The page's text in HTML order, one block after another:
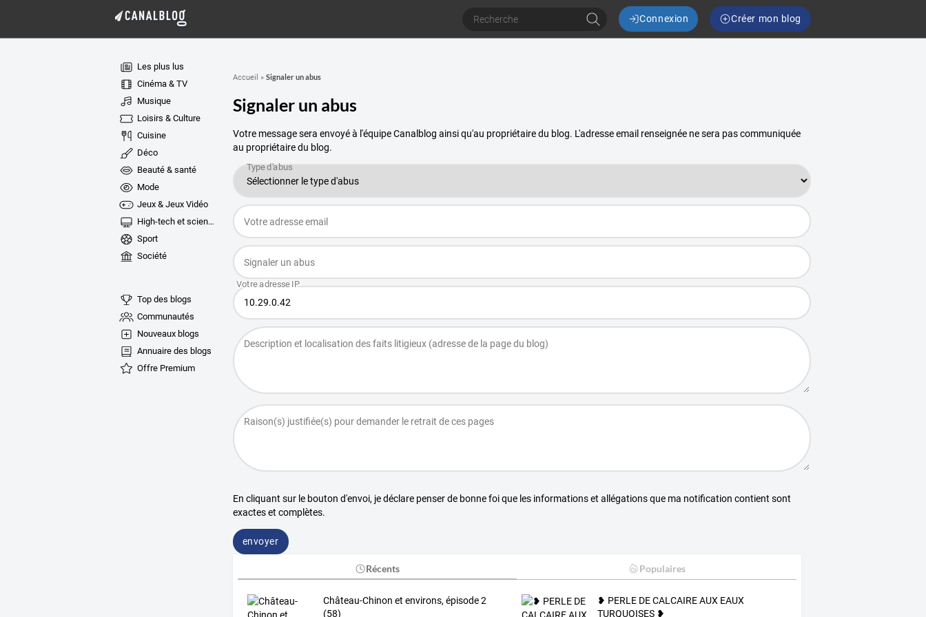
Connexion Créer mon blog
Les plus lus
Cinéma & TV
Musique
Loisirs & Culture
Cuisine
Déco
Beauté & santé
Mode
Jeux & Jeux Vidéo
High-tech et sciences
Sport
Société
Top des blogs
Communautés
Nouveaux blogs
Annuaire des blogs
Offre Premium
Accueil » Signaler un abus
Signaler un abus
Votre message sera envoyé à l'équipe Canalblog ainsi qu'au propriétaire du blog. L'adresse email renseignée ne sera pas communiquée
au propriétaire du blog.
En cliquant sur le bouton d'envoi, je déclare penser de bonne foi que les informations et allégations que ma notification contient sont
exactes et complètes.
envoyer
Récents Populaires
Château-Chinon et environs, épisode 2
(58)
❥ PERLE DE CALCAIRE AUX EAUX
TURQUOISES ❥